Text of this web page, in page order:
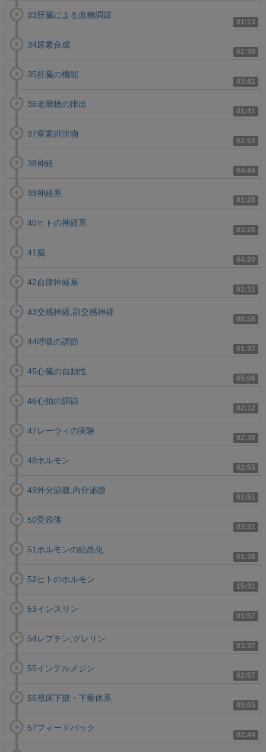
01:13
33肝臓による血糖調節
02:39
34尿素合成
03:41
35肝臓の機能
01:41
36老廃物の排出
02:53
37窒素排泄物
04:44
38神経
01:28
39神経系
03:25
40ヒトの神経系
04:20
41脳
02:31
42自律神経系
08:58
43交感神経,副交感神経
01:37
44呼吸の調節
05:06
45心臓の自動性
02:12
46心拍の調節
02:38
47レーウィの実験
02:53
48ホルモン
01:51
49外分泌腺,内分泌腺
03:31
50受容体
01:38
51ホルモンの結晶化
15:31
52ヒトのホルモン
01:57
53インスリン
03:37
54レプチン,グレリン
02:57
55インテルメジン
05:05
56視床下部・下垂体系
02:44
57フィードバック